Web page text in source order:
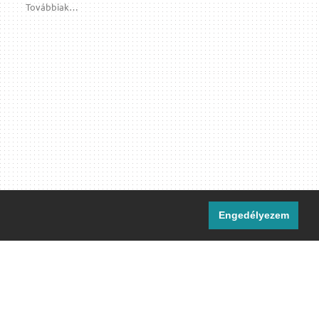
Engedélyezem
Továbbiak…